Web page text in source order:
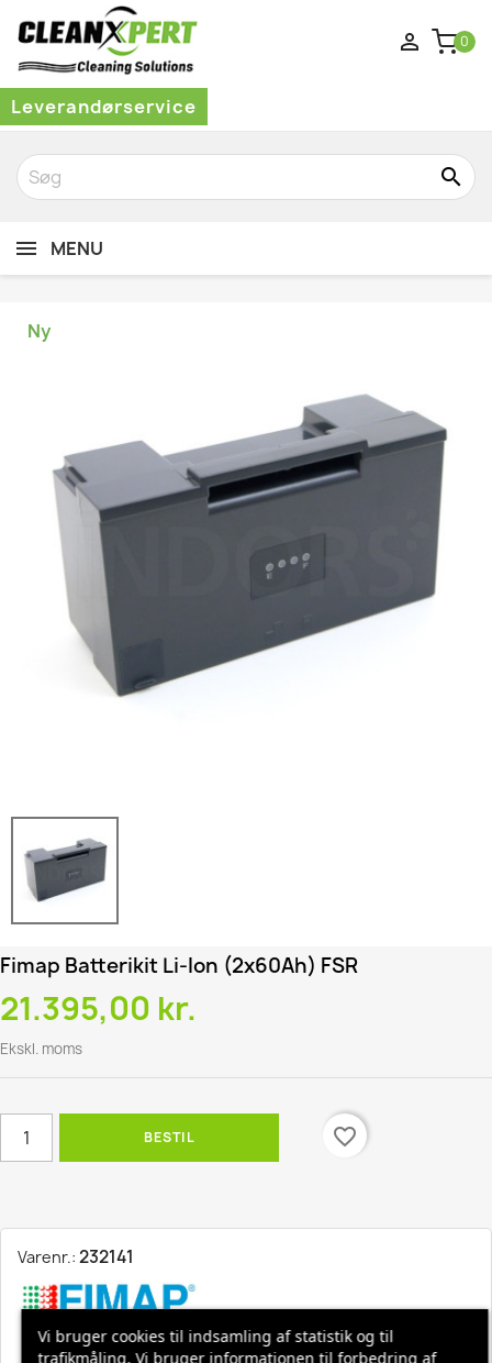
0

Leverandørservice
search
MENU
Ny
Fimap Batterikit Li-Ion (2x60Ah) FSR
21.395,00 kr.
Ekskl. moms
BESTIL favorite_border
Varenr.: 232141
Vi bruger cookies til indsamling af statistik og til
trafikmåling. Vi bruger informationen til forbedring af